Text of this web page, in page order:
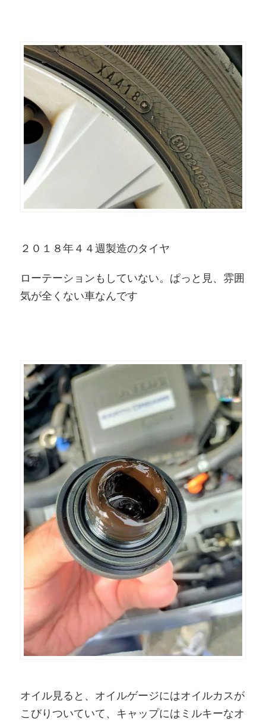
２０１８年４４週製造のタイヤ
ローテーションもしていない。ぱっと見、雰囲
気が全くない車なんです
オイル見ると、オイルゲージにはオイルカスが
こびりついていて、キャップにはミルキーなオ